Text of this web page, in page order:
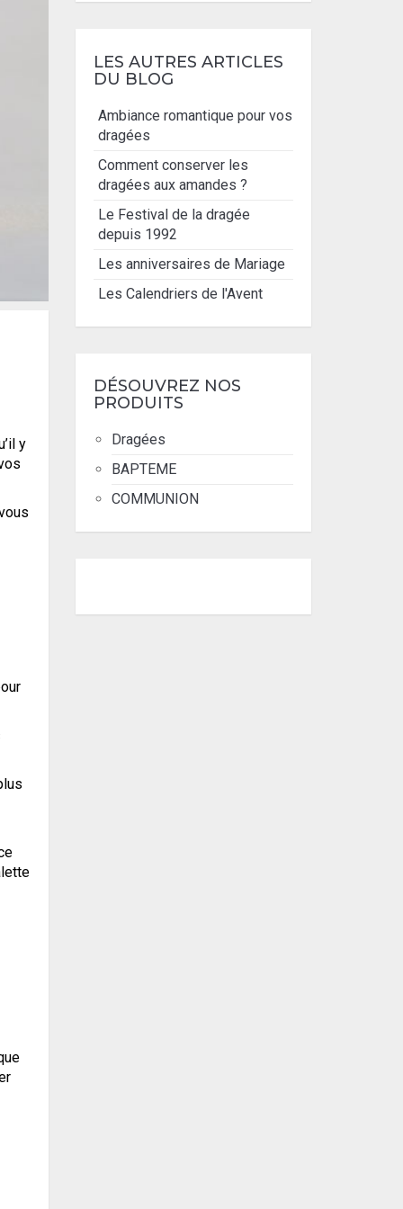
y
LES AUTRES ARTICLES
DU BLOG
Ambiance romantique pour vos
dragées
Comment conserver les
dragées aux amandes ?
Le Festival de la dragée
depuis 1992
Les anniversaires de Mariage
Les Calendriers de l'Avent
DÉSOUVREZ NOS
PRODUITS
Dragées
BAPTEME
COMMUNION